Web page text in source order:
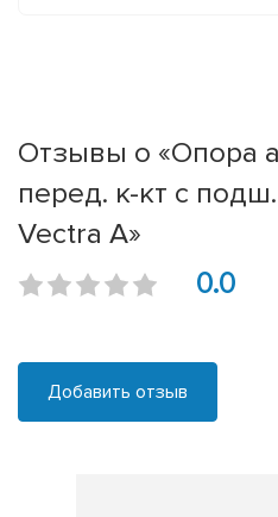
Отзывы о «Опора
перед. к-кт с
Vectra A»
0.0
Добавить отзыв